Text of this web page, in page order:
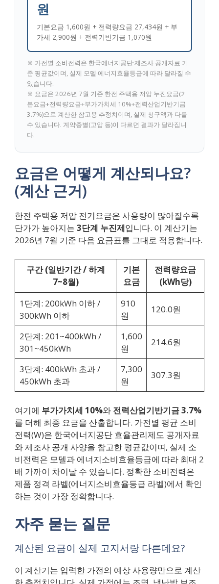
원
기본요금 1,600원 + 전력량요금 27,434원 + 부
가세 2,900원 + 전력기반기금 1,070원
※ 가전별 소비전력은 한국에너지공단·제조사 공개자료 기
준 평균값이며, 실제 모델·에너지효율등급에 따라 달라질 수
있습니다.
※ 요금은 2026년 7월 기준 한전 주택용 저압 누진요금(기
본요금+전력량요금+부가가치세 10%+전력산업기반기금
3.7%)으로 계산한 참고용 추정치이며, 실제 청구액과 다를
수 있습니다. 계약종별(고압 등)이 다르면 결과가 달라집니
다.
요금은 어떻게 계산되나요?
(계산 근거)
한전 주택용 저압 전기요금은 사용량이 많아질수록
단가가 높아지는 3단계 누진제입니다. 이 계산기는
2026년 7월 기준 다음 요금표를 그대로 적용합니다.
구간 (일반기간 / 하계
7~8월)
기본
요금
전력량요금
(kWh당)
1단계: 200kWh 이하 /
300kWh 이하
910
원
120.0원
2단계: 201~400kWh /
301~450kWh
1,600
원
214.6원
3단계: 400kWh 초과 /
450kWh 초과
7,300
원
307.3원
여기에 부가가치세 10%와 전력산업기반기금 3.7%
를 더해 최종 요금을 산출합니다. 가전별 평균 소비
전력(W)은 한국에너지공단 효율관리제도 공개자료
와 제조사 공개 사양을 참고한 평균값이며, 실제 소
비전력은 모델과 에너지소비효율등급에 따라 최대 2
배 가까이 차이날 수 있습니다. 정확한 소비전력은
제품 정격 라벨(에너지소비효율등급 라벨)에서 확인
하는 것이 가장 정확합니다.
자주 묻는 질문
계산된 요금이 실제 고지서랑 다른데요?
이 계산기는 입력한 가전의 예상 사용량만으로 계산